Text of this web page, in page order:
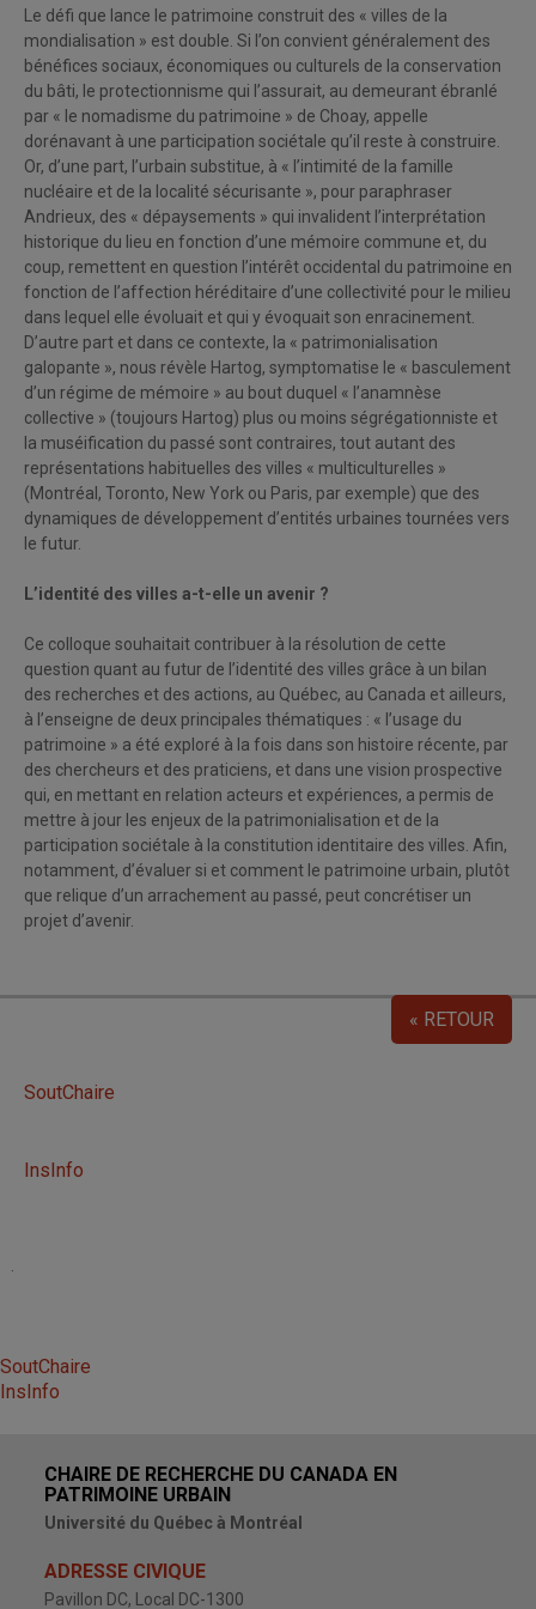
Le défi que lance le patrimoine construit des « villes de la
mondialisation » est double. Si l’on convient généralement des
bénéfices sociaux, économiques ou culturels de la conservation
du bâti, le protectionnisme qui l’assurait, au demeurant ébranlé
par « le nomadisme du patrimoine » de Choay, appelle
dorénavant à une participation sociétale qu’il reste à construire.
Or, d’une part, l’urbain substitue, à « l’intimité de la famille
nucléaire et de la localité sécurisante », pour paraphraser
Andrieux, des « dépaysements » qui invalident l’interprétation
historique du lieu en fonction d’une mémoire commune et, du
coup, remettent en question l’intérêt occidental du patrimoine en
fonction de l’affection héréditaire d’une collectivité pour le milieu
dans lequel elle évoluait et qui y évoquait son enracinement.
D’autre part et dans ce contexte, la « patrimonialisation
galopante », nous révèle Hartog, symptomatise le « basculement
d’un régime de mémoire » au bout duquel « l’anamnèse
collective » (toujours Hartog) plus ou moins ségrégationniste et
la muséification du passé sont contraires, tout autant des
représentations habituelles des villes « multiculturelles »
(Montréal, Toronto, New York ou Paris, par exemple) que des
dynamiques de développement d’entités urbaines tournées vers
le futur.
L’identité des villes a-t-elle un avenir ?
Ce colloque souhaitait contribuer à la résolution de cette
question quant au futur de l’identité des villes grâce à un bilan
des recherches et des actions, au Québec, au Canada et ailleurs,
à l’enseigne de deux principales thématiques : « l’usage du
patrimoine » a été exploré à la fois dans son histoire récente, par
des chercheurs et des praticiens, et dans une vision prospective
qui, en mettant en relation acteurs et expériences, a permis de
mettre à jour les enjeux de la patrimonialisation et de la
participation sociétale à la constitution identitaire des villes. Afin,
notamment, d’évaluer si et comment le patrimoine urbain, plutôt
que relique d’un arrachement au passé, peut concrétiser un
projet d’avenir.
« RETOUR
SoutChaire
InsInfo
SoutChaire
InsInfo
CHAIRE DE RECHERCHE DU CANADA EN
PATRIMOINE URBAIN
Université du Québec à Montréal
ADRESSE CIVIQUE
Pavillon DC, Local DC-1300